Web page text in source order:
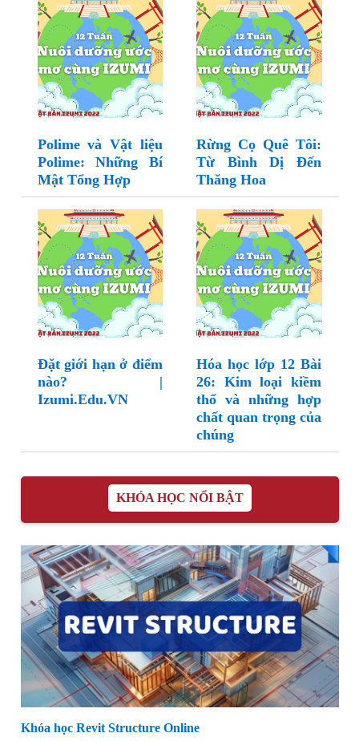
Polime và Vật liệu
Polime: Những Bí
Mật Tổng Hợp
Rừng Cọ Quê Tôi:
Từ Bình Dị Đến
Thăng Hoa
Đặt giới hạn ở điểm
nào? |
Izumi.Edu.VN
Hóa học lớp 12 Bài
26: Kim loại kiềm
thổ và những hợp
chất quan trọng của
chúng
KHÓA HỌC NỔI BẬT
Khóa học Revit Structure Online